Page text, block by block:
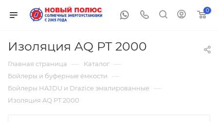
0
Изоляция AQ PT 2000
Главная страница — Каталог —
Бойлеры и буферные ёмкости —
Бойлеры HAJDU и Drazice эмалированные —
Изоляция AQ PT 2000